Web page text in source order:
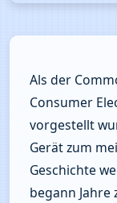
Als der
Consumer
vorgestellt
Gerät zum
Geschichte
begann